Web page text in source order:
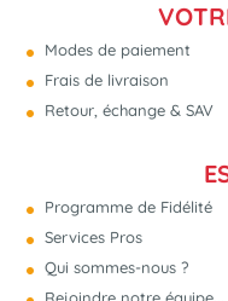
Modes de paiement
Frais de livraison
Retour, échange & SAV
Programme de Fidélité
Services Pros
Qui sommes-nous ?